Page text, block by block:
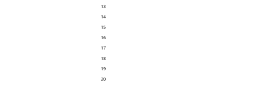
13
14
15
16
17
18
19
20